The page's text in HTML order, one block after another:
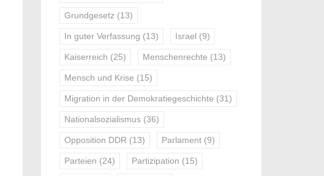
Grundgesetz (13)
In guter Verfassung (13) Israel (9)
Kaiserreich (25) Menschenrechte (13)
Mensch und Krise (15)
Migration in der Demokratiegeschichte (31)
Nationalsozialismus (36)
Opposition DDR (13) Parlament (9)
Parteien (24) Partizipation (15)